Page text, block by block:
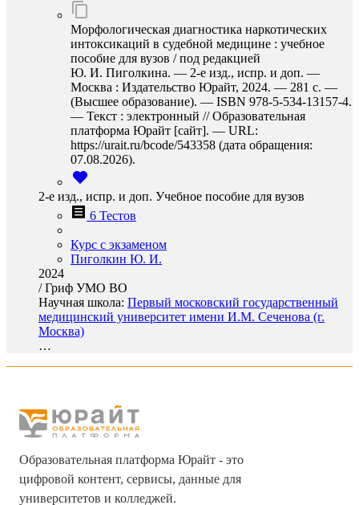
Морфологическая диагностика наркотических
интоксикаций в судебной медицине : учебное
пособие для вузов / под редакцией
Ю. И. Пиголкина. — 2-е изд., испр. и доп. —
Москва : Издательство Юрайт, 2024. — 281 с. —
(Высшее образование). — ISBN 978-5-534-13157-4.
— Текст : электронный // Образовательная
платформа Юрайт [сайт]. — URL:
https://urait.ru/bcode/543358 (дата обращения:
07.08.2026).
2-е изд., испр. и доп. Учебное пособие для вузов
6 Тестов
Курс с экзаменом
Пиголкин Ю. И.
2024
/Гриф УМО ВО
Научная школа: Первый московский государственный
медицинский университет имени И.М. Сеченова (г.
Москва)
…
Образовательная платформа Юрайт - это
цифровой контент, сервисы, данные для
университетов и колледжей.